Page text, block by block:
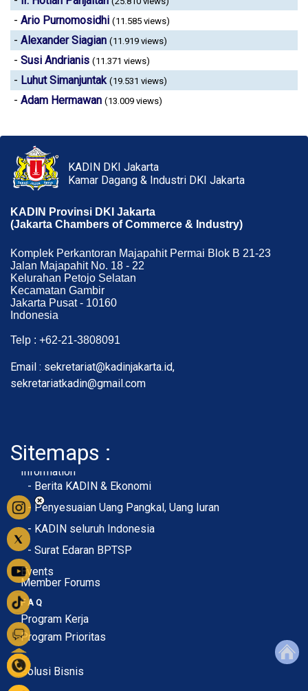
- Ario Purnomosidhi (11.585 views)
- Alexander Siagian (11.919 views)
- Susi Andrianis (11.371 views)
- Luhut Simanjuntak (19.531 views)
- Adam Hermawan (13.009 views)
KADIN DKI Jakarta
Kamar Dagang & Industri DKI Jakarta
KADIN Provinsi DKI Jakarta
(Jakarta Chambers of Commerce & Industry)
Komplek Perkantoran Majapahit Permai Blok B 21-23
Jalan Majapahit No. 18 - 22
Kelurahan Petojo Selatan
Kecamatan Gambir
Jakarta Pusat - 10160
Indonesia
Telp : +62-21-3808091
Email : sekretariat@kadinjakarta.id,
sekretariatkadin@gmail.com
Sitemaps :
Home
Membership
- About Membership
- Member Registration
- Upload KTA
Profile
Information
- Berita KADIN & Ekonomi
- Penyesuaian Uang Pangkal, Uang Iuran
- KADIN seluruh Indonesia
- Surat Edaran BPTSP
Events
Member Forums
F A Q
Program Kerja
Program Prioritas
Solusi Bisnis